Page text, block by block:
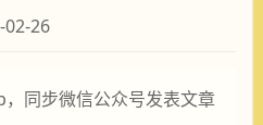
02-26
同步微信公众号发表文章